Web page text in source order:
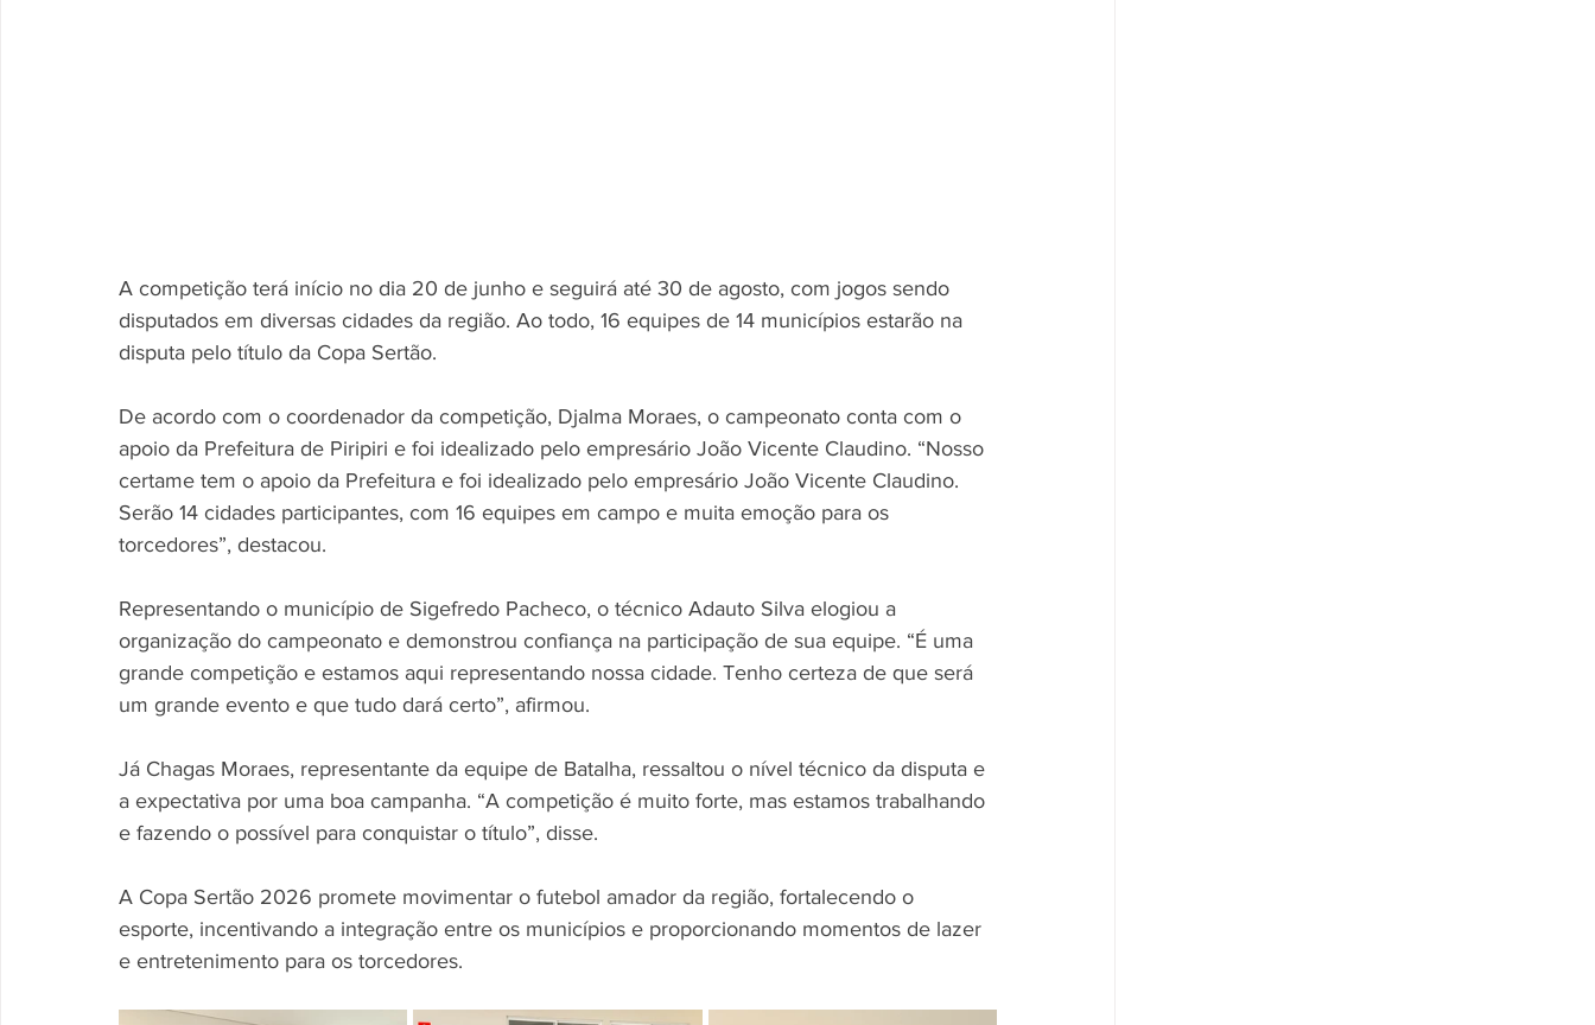
A competição terá início no dia 20 de junho e seguirá até 30 de agosto, com jogos sendo
disputados em diversas cidades da região. Ao todo, 16 equipes de 14 municípios estarão na
disputa pelo título da Copa Sertão.
De acordo com o coordenador da competição, Djalma Moraes, o campeonato conta com o
apoio da Prefeitura de Piripiri e foi idealizado pelo empresário João Vicente Claudino. “Nosso
certame tem o apoio da Prefeitura e foi idealizado pelo empresário João Vicente Claudino.
Serão 14 cidades participantes, com 16 equipes em campo e muita emoção para os
torcedores”, destacou.
Representando o município de Sigefredo Pacheco, o técnico Adauto Silva elogiou a
organização do campeonato e demonstrou confiança na participação de sua equipe. “É uma
grande competição e estamos aqui representando nossa cidade. Tenho certeza de que será
um grande evento e que tudo dará certo”, afirmou.
Já Chagas Moraes, representante da equipe de Batalha, ressaltou o nível técnico da disputa e
a expectativa por uma boa campanha. “A competição é muito forte, mas estamos trabalhando
e fazendo o possível para conquistar o título”, disse.
A Copa Sertão 2026 promete movimentar o futebol amador da região, fortalecendo o
esporte, incentivando a integração entre os municípios e proporcionando momentos de lazer
e entretenimento para os torcedores.